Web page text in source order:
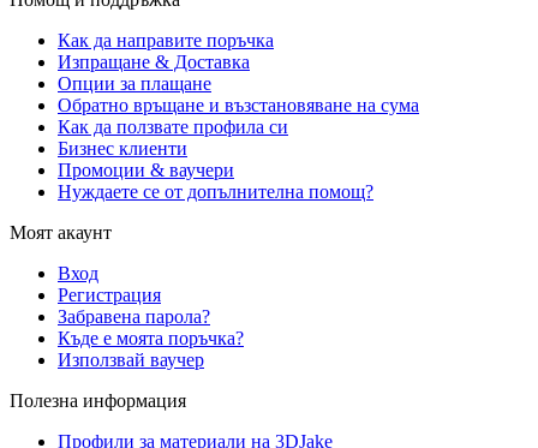
Как да направите поръчка
Изпращане & Доставка
Опции за плащане
Обратно връщане и възстановяване на сума
Как да ползвате профила си
Бизнес клиенти
Промоции & ваучери
Нуждаете се от допълнителна помощ?
Моят акаунт
Вход
Регистрация
Забравена парола?
Къде е моята поръчка?
Използвай ваучер
Полезна информация
Профили за материали на 3DJake